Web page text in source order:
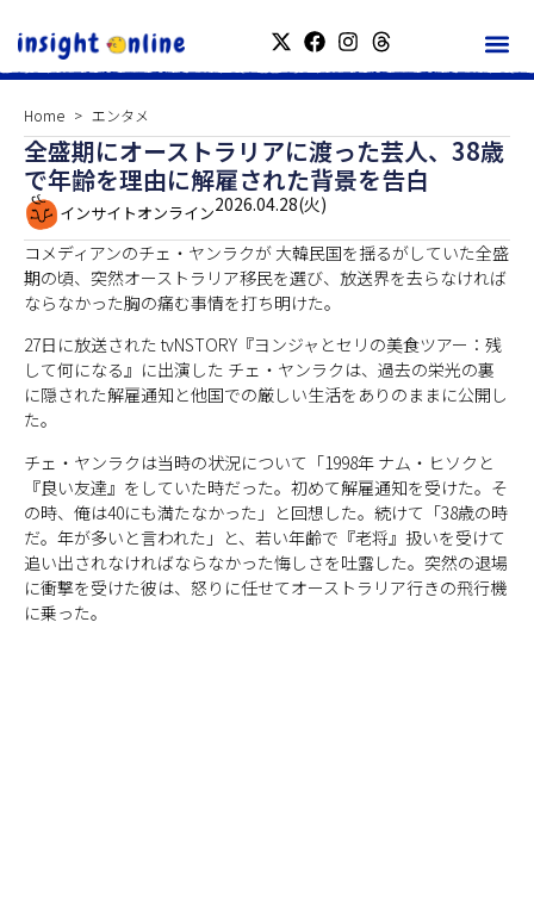
Home エンタメ
全盛期にオーストラリアに渡った芸人、38歳
で年齢を理由に解雇された背景を告白
インサイトオンライン2026.04.28(火)
コメディアンのチェ・ヤンラクが 大韓民国を揺るがしていた全盛
期の頃、突然オーストラリア移民を選び、放送界を去らなければ
ならなかった胸の痛む事情を打ち明けた。
27日に放送された tvNSTORY『ヨンジャとセリの美食ツアー：残
して何になる』に出演した チェ・ヤンラクは、過去の栄光の裏
に隠された解雇通知と他国での厳しい生活をありのままに公開し
た。
チェ・ヤンラクは当時の状況について「1998年 ナム・ヒソクと
『良い友達』をしていた時だった。初めて解雇通知を受けた。そ
の時、俺は40にも満たなかった」と回想した。続けて「38歳の時
だ。年が多いと言われた」と、若い年齢で『老将』扱いを受けて
追い出されなければならなかった悔しさを吐露した。突然の退場
に衝撃を受けた彼は、怒りに任せてオーストラリア行きの飛行機
に乗った。